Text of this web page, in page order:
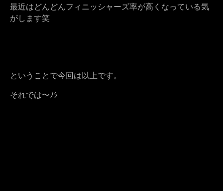
最近はどんどんフィニッシャーズ率が高くなっている気
がします笑
ということで今回は以上です。
それでは〜ﾉｼ